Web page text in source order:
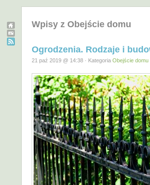
Wpisy z Obejście domu
Ogrodzenia. Rodzaje i
21 paź 2019 @ 14:38 · Kategoria Obejście domu